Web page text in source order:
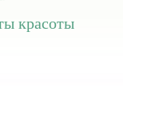
красоты